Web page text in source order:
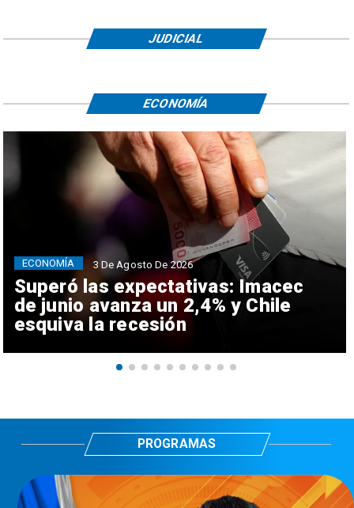
JUDICIAL
Superó las expectativas: Imacec
de junio avanza un 2,4% y Chile
esquiva la recesión
ECONOMÍA 3 De Agosto De 2026
ECONOMÍA
PROGRAMAS